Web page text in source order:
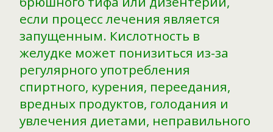
если процесс лечения является
запущенным. Кислотность в
желудке может понизиться из-за
регулярного употребления
спиртного, курения, переедания,
вредных продуктов, голодания и
увлечения диетами, неправильного